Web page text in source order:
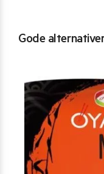
Gode